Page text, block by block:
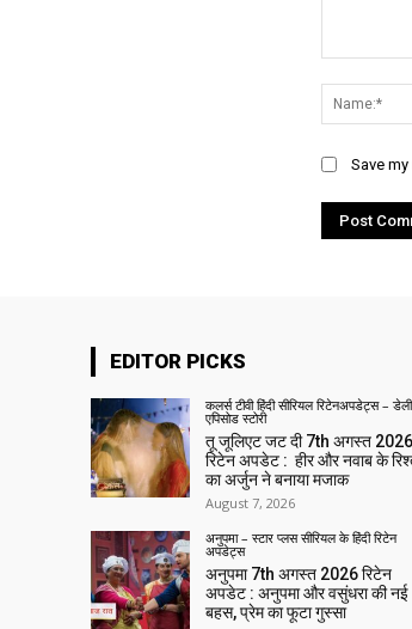
Save
EDITOR PICKS
कलर्स टीवी हिंदी सीरियल रिटेनअपडेट्स – डेली
एपिसोड स्टोरी
तू जूलिएट जट दी 7th अगस्त 2026
रिटेन अपडेट : हीर और नवाब के
का अर्जुन ने बनाया मजाक
August 7, 2026
अनुपमा – स्टार प्लस सीरियल के हिंदी रिटेन
अपडेट्स
अनुपमा 7th अगस्त 2026 रिटेन
अपडेट : अनुपमा और वसुंधरा की नई
बहस, प्रेम का फूटा गुस्सा